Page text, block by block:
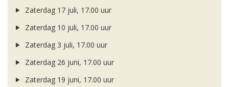
Zaterdag 17 juli, 17.00 uur
Zaterdag 10 juli, 17.00 uur
Zaterdag 3 juli, 17.00 uur
Zaterdag 26 juni, 17.00 uur
Zaterdag 19 juni, 17.00 uur